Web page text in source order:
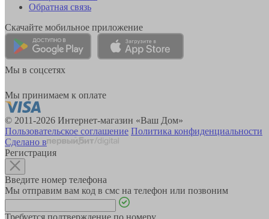
Обратная связь
Скачайте мобильное приложение
Мы в соцсетях
Мы принимаем к оплате
© 2011-2026 Интернет-магазин «Ваш Дом»
Пользовательское соглашение Политика конфиденциальности
Сделано в
Регистрация
Введите номер телефона
Мы отправим вам код в смс на телефон или позвоним